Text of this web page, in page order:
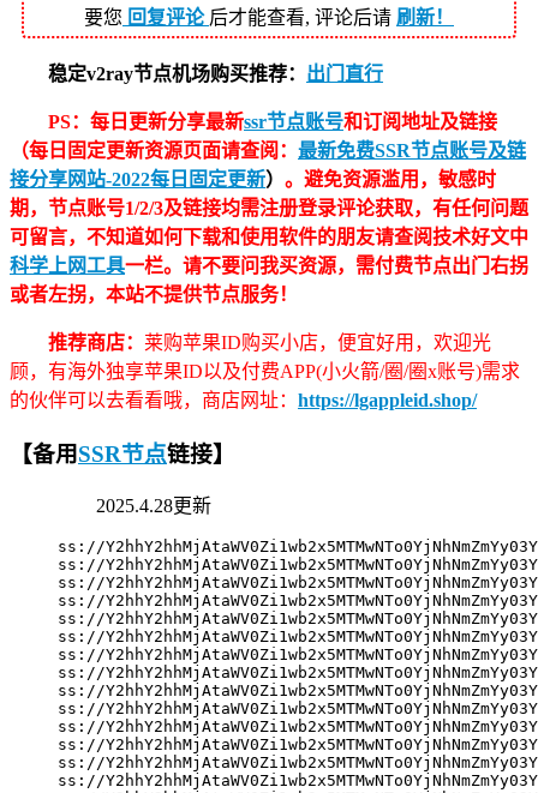
要您 回复评论 后才能查看, 评论后请 刷新！
稳定v2ray节点机场购买推荐： 出门直行
PS：每日更新分享最新ssr节点账号和订阅地址及链接
（每日固定更新资源页面请查阅： 最新免费SSR节点账号及链
接分享网站-2022每日固定更新） 。避免资源滥用，敏感时
期，节点账号1/2/3及链接均需注册登录评论获取，有任何问题
可留言，不知道如何下载和使用软件的朋友请查阅技术好文中
科学上网工具一栏。请不要问我买资源，需付费节点出门右拐
或者左拐，本站不提供节点服务！
推荐商店： 莱购苹果ID购买小店，便宜好用，欢迎光
顾，有海外独享苹果ID以及付费APP(小火箭/圈/圈x账号)需求
的伙伴可以去看看哦，商店网址： https://lgappleid.shop/
【备用SSR节点链接】
2025.4.28更新
ss://
ss://
ss://
ss://
ss://
ss://
ss://
ss://
ss://
ss://
ss://
ss://
ss://
ss://